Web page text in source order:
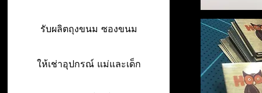
รับผลิตถุงขนม ซองขนม
ให้เช่าอุปกรณ์ แม่และเด็ก